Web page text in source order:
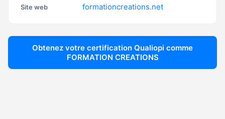
Site web formationcreations.net
Obtenez votre certification Qualiopi comme
FORMATION CREATIONS